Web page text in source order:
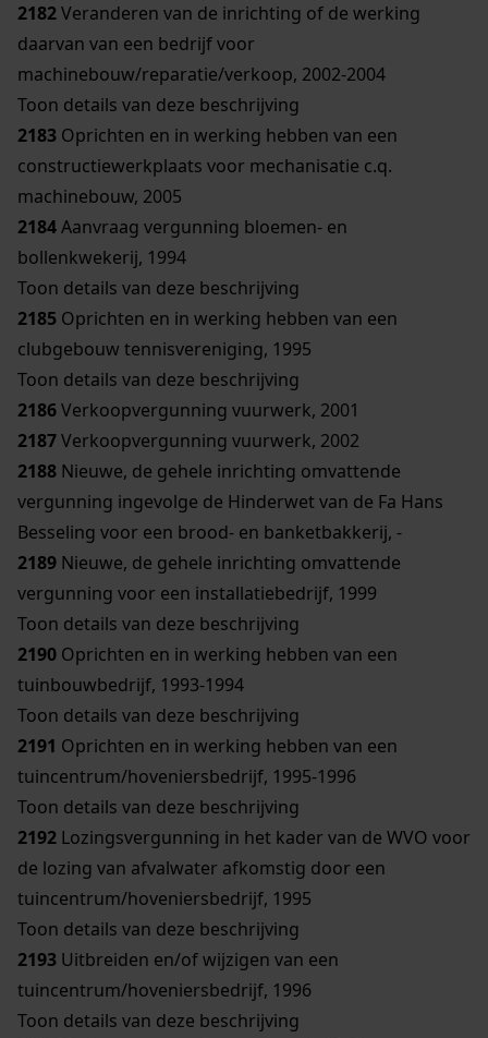
2182Veranderen van de inrichting of de werking
daarvan van een bedrijf voor
machinebouw/reparatie/verkoop, 2002-2004
Toon details van deze beschrijving
2183 Oprichten en in werking hebben van een
constructiewerkplaats voor mechanisatie c.q.
machinebouw, 2005
2184Aanvraag vergunning bloemen- en
bollenkwekerij, 1994
Toon details van deze beschrijving
2185 Oprichten en in werking hebben van een
clubgebouw tennisvereniging, 1995
Toon details van deze beschrijving
2186Verkoopvergunning vuurwerk, 2001
2187Verkoopvergunning vuurwerk, 2002
2188 Nieuwe, de gehele inrichting omvattende
vergunning ingevolge de Hinderwet van de Fa Hans
Besseling voor een brood- en banketbakkerij, -
2189 Nieuwe, de gehele inrichting omvattende
vergunning voor een installatiebedrijf, 1999
Toon details van deze beschrijving
2190 Oprichten en in werking hebben van een
tuinbouwbedrijf, 1993-1994
Toon details van deze beschrijving
2191 Oprichten en in werking hebben van een
tuincentrum/hoveniersbedrijf, 1995-1996
Toon details van deze beschrijving
2192 Lozingsvergunning in het kader van de WVO voor
de lozing van afvalwater afkomstig door een
tuincentrum/hoveniersbedrijf, 1995
Toon details van deze beschrijving
2193 Uitbreiden en/of wijzigen van een
tuincentrum/hoveniersbedrijf, 1996
Toon details van deze beschrijving